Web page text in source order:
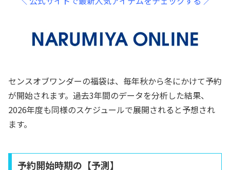
センスオブワンダーの福袋は、毎年秋から冬にかけて予約
が開始されます。過去3年間のデータを分析した結果、
2026年度も同様のスケジュールで展開されると予想され
ます。
予約開始時期の【予測】